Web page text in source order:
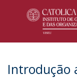
Introdução